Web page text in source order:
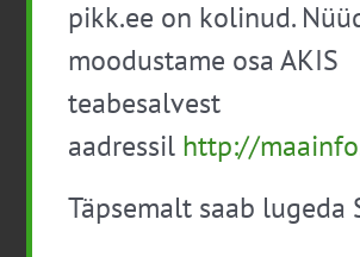
tegelebMaaelu Teadmuskeskus. 2023
asutusse nii varasem
kui Eesti Taimekasvatuse Instituut.
Teadusvaldkonnad hõlmavad
agrotehnoloogiaidja palju muud
Uuri teavet nii
pikk.ee on kolinud.
moodustame osa AKIS
teabesalvest
aadressil http://
Täpsemalt saab lugeda